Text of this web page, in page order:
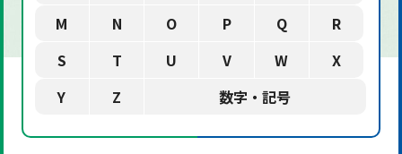
M
N O P Q
R
S
T U V W
X
Y
Z 数字・記号